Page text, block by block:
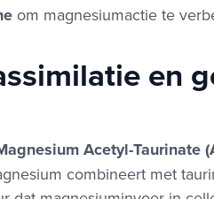
om magnesiumactie te
en
Acetyl-Taurinate
combineert met